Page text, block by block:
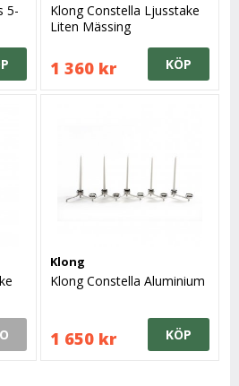
5-
Klong Constella Ljusstake
Liten Mässing
1 360 kr KÖP
Klong
Klong Constella Aluminium
1 650 kr KÖP